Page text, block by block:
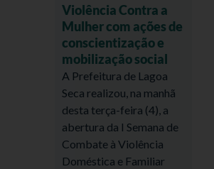
Violência Contra a
Mulher com ações de
conscientização e
mobilização social
A Prefeitura de Lagoa
Seca realizou, na manhã
desta terça-feira (4), a
abertura da I Semana de
Combate à Violência
Doméstica e Familiar